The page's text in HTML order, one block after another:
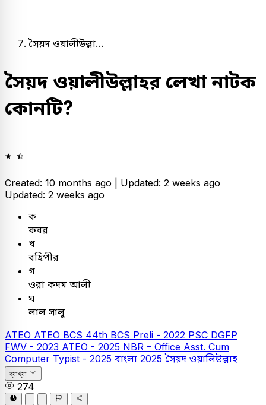
সৈয়দ ওয়ালীউল্লা…
সৈয়দ ওয়ালীউল্লাহর লেখা নাটক
কোনটি?
Created: 10 months ago | Updated: 2 weeks ago
Updated: 2 weeks ago
ক
কবর
খ
বহিপীর
গ
ওরা কদম আলী
ঘ
লাল সালু
ATEO ATEO BCS 44th BCS Preli - 2022 PSC DGFP
FWV - 2023 ATEO - 2025 NBR – Office Asst. Cum
Computer Typist - 2025 বাংলা 2025 সৈয়দ ওয়ালিউল্লাহ
ব্যাখ্যা
274